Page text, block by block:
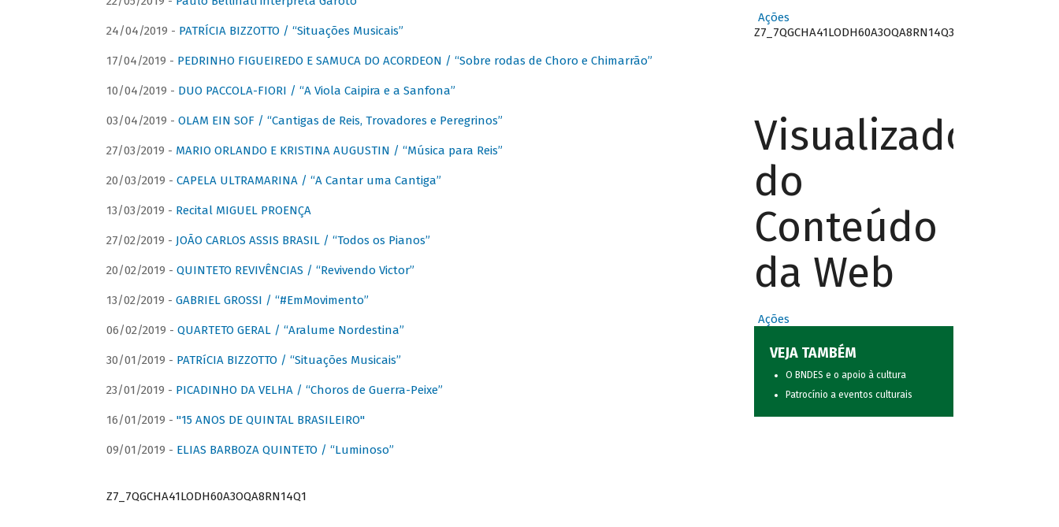
24/04/2019 - PATRÍCIA BIZZOTTO / “Situações Musicais”
17/04/2019 - PEDRINHO FIGUEIREDO E SAMUCA DO ACORDEON / “Sobre rodas de Choro e Chimarrão”
10/04/2019 - DUO PACCOLA-FIORI / “A Viola Caipira e a Sanfona”
03/04/2019 - OLAM EIN SOF / “Cantigas de Reis, Trovadores e Peregrinos”
27/03/2019 - MARIO ORLANDO E KRISTINA AUGUSTIN / “Música para Reis”
20/03/2019 - CAPELA ULTRAMARINA / “A Cantar uma Cantiga”
13/03/2019 - Recital MIGUEL PROENÇA
27/02/2019 - JOÃO CARLOS ASSIS BRASIL / “Todos os Pianos”
20/02/2019 - QUINTETO REVIVÊNCIAS / “Revivendo Victor”
13/02/2019 - GABRIEL GROSSI / “#EmMovimento”
06/02/2019 - QUARTETO GERAL / “Aralume Nordestina”
30/01/2019 - PATRíCIA BIZZOTTO / “Situações Musicais”
23/01/2019 - PICADINHO DA VELHA / “Choros de Guerra-Peixe”
16/01/2019 - "15 ANOS DE QUINTAL BRASILEIRO"
09/01/2019 - ELIAS BARBOZA QUINTETO / “Luminoso”
Z7_7QGCHA41LODH60A3OQA8RN14Q1
Ações
Z7_7QGCHA41LODH60A3OQA8RN14Q3
Visualizador
do
Conteúdo
da Web
Ações
VEJA TAMBÉM
O BNDES e o apoio à cultura
Patrocínio a eventos culturais